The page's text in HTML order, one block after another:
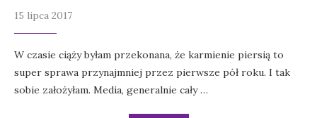
15 lipca 2017
W czasie ciąży byłam przekonana, że karmienie piersią to
super sprawa przynajmniej przez pierwsze pół roku. I tak
sobie założyłam. Media, generalnie cały …